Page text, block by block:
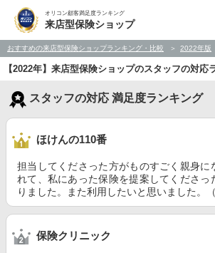
オリコン顧客満足度ランキング
来店型保険ショップ
おすすめの来店型保険ショップランキング・比較 2022年版
【2022年】来店型保険ショップのスタッフの対応
スタッフの対応 満足度ランキング
ほけんの110番
担当してくださった方がものすごく親身に
れて、私にあった保険を提案してくださっ
りました。また利用したいと思いました。
保険クリニック